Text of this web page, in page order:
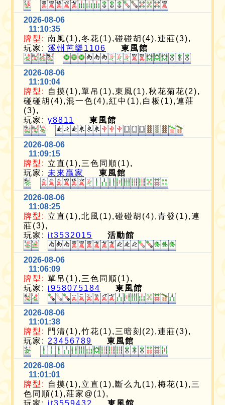
2026-08-06
11:10:35
牌型: 南風(1),冬花(1),碰碰胡(4),連莊(3),
玩家:溪州芭樂1106 東風館
2026-08-06
11:10:04
牌型:
自摸(1),單吊(1),東風(1),秋花菊花(2),
碰碰胡(4),混一色(4),紅中(1),白板(1),連莊
(3),
玩家:y8811 東風館
2026-08-06
11:09:15
牌型: 立直(1),三色同順(1),
玩家: 未來贏家 東風館
2026-08-06
11:08:25
牌型: 立直(1),北風(1),碰碰胡(4),青發(1),連
莊(3),
玩家: it3532015 活動館
2026-08-06
11:06:09
牌型: 單吊(1),三色同順(1),
玩家: i958075184 東風館
2026-08-06
11:01:38
牌型:
門清(1),竹花(1),三暗刻(2),連莊(3),
玩家: 23456789 東風館
2026-08-06
11:01:01
牌型:
自摸(1),立直(1),斷么九(1),梅花(1),三
色同順(1),莊家@(1),
玩家: it3559432 東風館